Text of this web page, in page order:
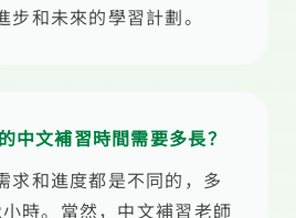
和未來的學習計劃。
中文補習時間需要多長？
求和進度都是不同的，多
時。當然，中文補習老師